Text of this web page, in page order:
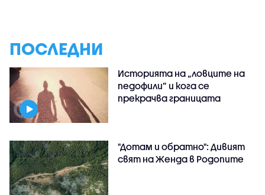
ПОСЛЕДНИ
Историята на „ловците на
педофили” и кога се
прекрачва границата
"Дотам и обратно": Дивият
свят на Женда в Родопите